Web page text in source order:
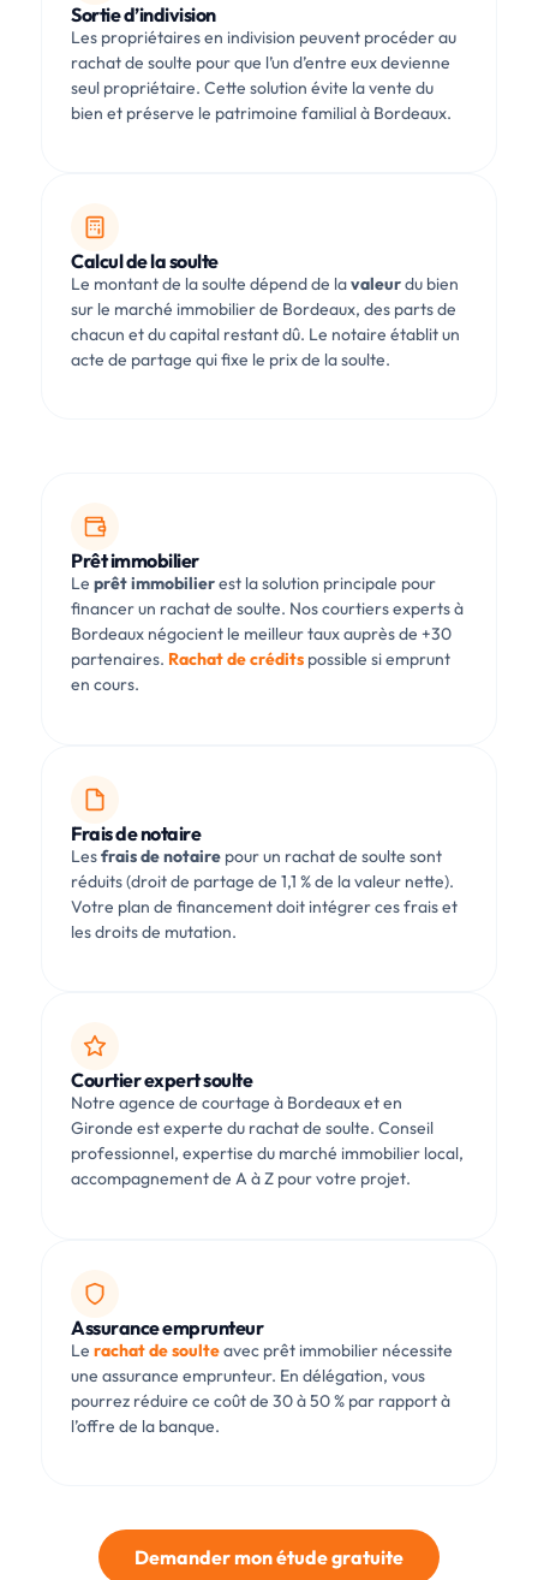
Sortie d’indivision
Les propriétaires en indivision peuvent procéder au
rachat de soulte pour que l’un d’entre eux devienne
seul propriétaire. Cette solution évite la vente du
bien et préserve le patrimoine familial à Bordeaux.
Calcul de la soulte
Le montant de la soulte dépend de lavaleurdu bien
sur le marché immobilier de Bordeaux, des parts de
chacun et du capital restant dû. Le notaire établit un
acte de partage qui fixe le prix de la soulte.
Prêt immobilier
Le prêt immobilierest la solution principale pour
financer un rachat de soulte. Nos courtiers experts à
Bordeaux négocient le meilleur taux auprès de +30
partenaires. Rachat de crédits possible si emprunt
en cours.
Frais de notaire
Lesfrais de notaire pour un rachat de soulte sont
réduits (droit de partage de 1,1 % de la valeur nette).
Votre plan de financement doit intégrer ces frais et
les droits de mutation.
Courtier expert soulte
Notre agence de courtage à Bordeaux et en
Gironde est experte du rachat de soulte. Conseil
professionnel, expertise du marché immobilier local,
accompagnement de A à Z pour votre projet.
Assurance emprunteur
Le rachat de soulteavec prêt immobilier nécessite
une assurance emprunteur. En délégation, vous
pourrez réduire ce coût de 30 à 50 % par rapport à
l’offre de la banque.
Demander mon étude gratuite